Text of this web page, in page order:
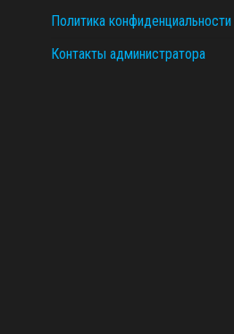
Политика конфиденциальности
Контакты администратора